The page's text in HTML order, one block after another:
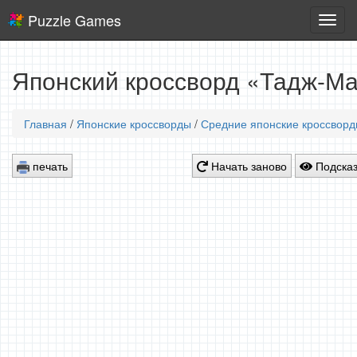
игры
Puzzle Games
Японский кроссворд «Тадж-
Главная / Японские кроссворды / Средние японские
печать Начать заново